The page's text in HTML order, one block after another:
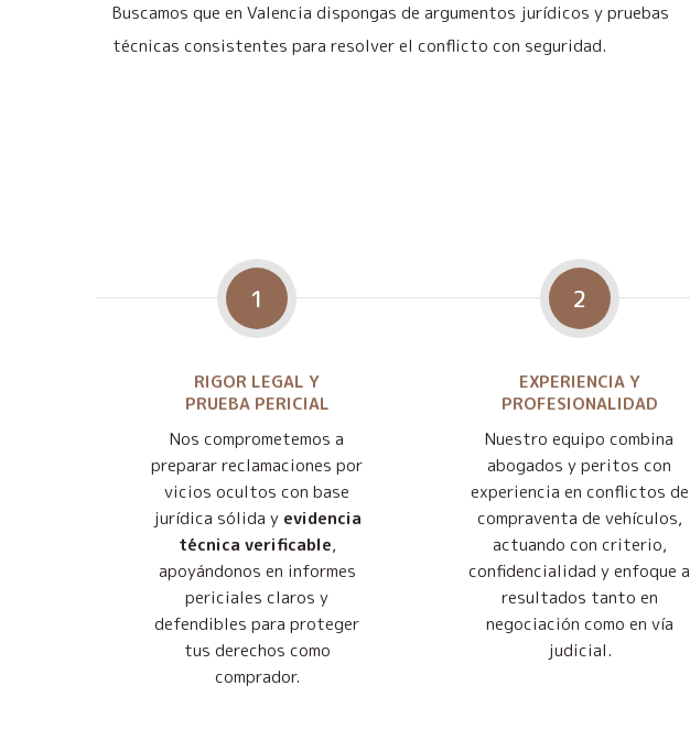
Buscamos que en Valencia dispongas de argumentos jurídicos y pruebas
técnicas consistentes para resolver el conflicto con seguridad.
1
RIGOR LEGAL Y
PRUEBA PERICIAL
Nos comprometemos a
preparar reclamaciones por
vicios ocultos con base
jurídica sólida y evidencia
técnica verificable,
apoyándonos en informes
periciales claros y
defendibles para proteger
tus derechos como
comprador.
2
EXPERIENCIA Y
PROFESIONALIDAD
Nuestro equipo combina
abogados y peritos con
experiencia en conflictos de
compraventa de vehículos,
actuando con criterio,
confidencialidad y enfoque a
resultados tanto en
negociación como en vía
judicial.